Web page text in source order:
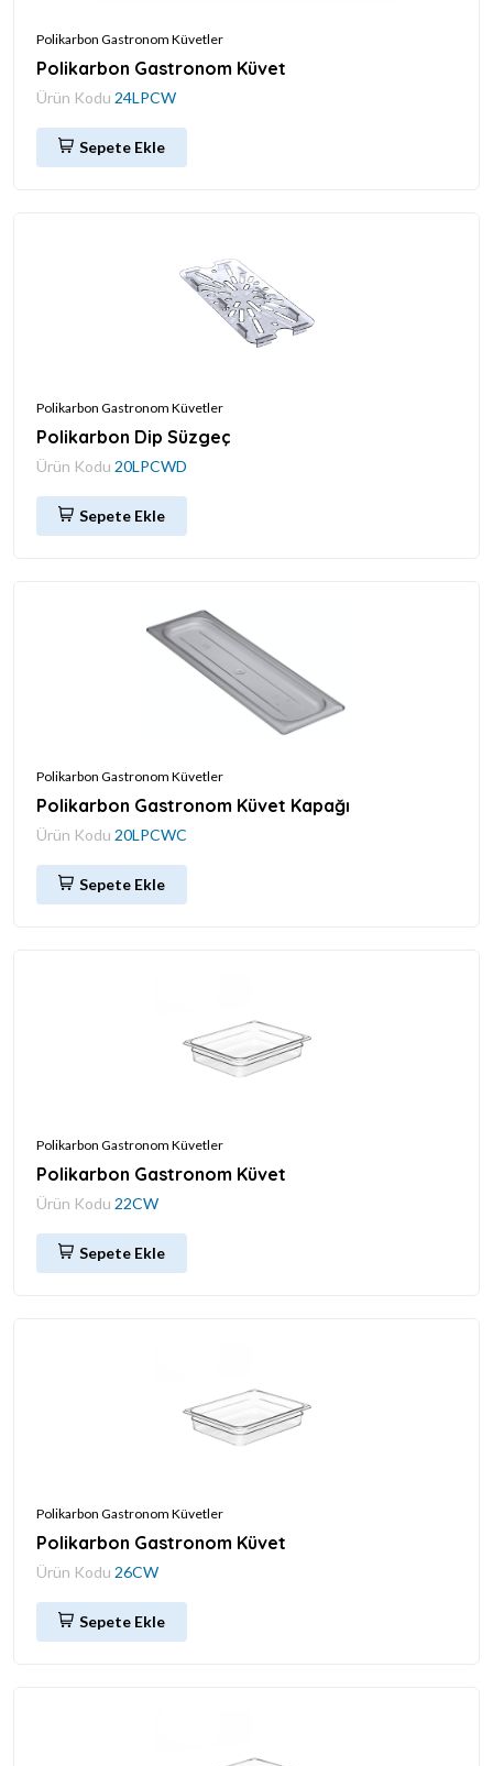
Polikarbon Gastronom Küvetler
Polikarbon Gastronom Küvet
Ürün Kodu 24LPCW
Sepete Ekle
Polikarbon Gastronom Küvetler
Polikarbon Dip Süzgeç
Ürün Kodu 20LPCWD
Sepete Ekle
Polikarbon Gastronom Küvetler
Polikarbon Gastronom Küvet Kapağı
Ürün Kodu 20LPCWC
Sepete Ekle
Polikarbon Gastronom Küvetler
Polikarbon Gastronom Küvet
Ürün Kodu 22CW
Sepete Ekle
Polikarbon Gastronom Küvetler
Polikarbon Gastronom Küvet
Ürün Kodu 26CW
Sepete Ekle